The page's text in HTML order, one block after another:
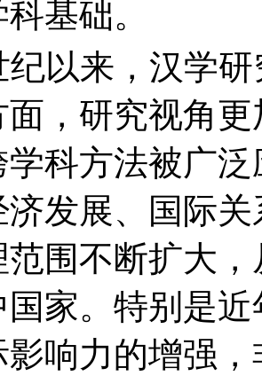
基础。
来，汉学研
，研究视角
学科方法被广
济发展、国际
范围不断扩大
国家。特别是
响力的增强